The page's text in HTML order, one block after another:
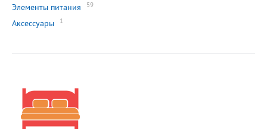
Элементы питания 59
Аксессуары 1